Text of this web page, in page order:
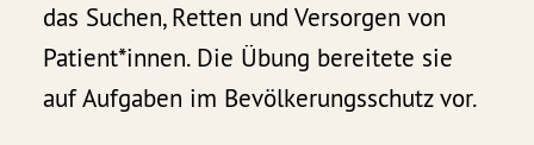
das Suchen, Retten und Versorgen von
Patient*innen. Die Übung bereitete sie
auf Aufgaben im Bevölkerungsschutz vor.